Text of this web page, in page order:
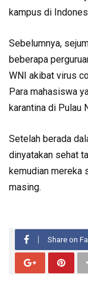
kampus di
Sebelumnya,
beberapa
WNI akibat virus
Para mahasiswa
karantina di Pulau
Setelah berada
dinyatakan sehat
kemudian mereka
masing.
Share on